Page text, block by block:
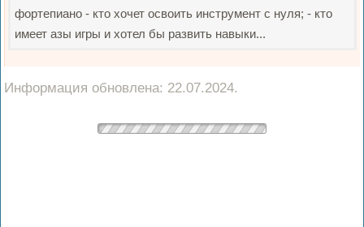
фортепиано - кто хочет освоить инструмент с нуля; - кто
имеет азы игры и хотел бы развить навыки...
Информация обновлена: 22.07.2024.